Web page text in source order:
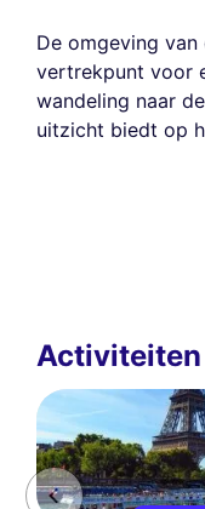
De omgeving
vertrekpunt voor
wandeling naar de
uitzicht biedt op
Activiteiten